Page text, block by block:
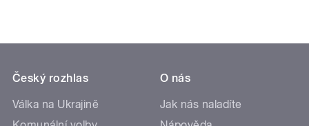
Český rozhlas
Válka na Ukrajině
O nás
Jak nás naladíte